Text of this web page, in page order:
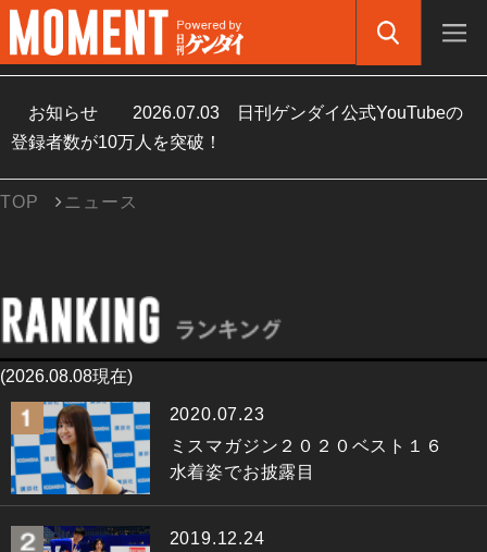
お知らせ 2026.07.03
日刊ゲンダイ公式YouTubeの
登録者数が10万人を突破！
TOP ニュース
(2026.08.08現在)
2020.07.23
ミスマガジン２０２０ベスト１６
水着姿でお披露目
2019.12.24